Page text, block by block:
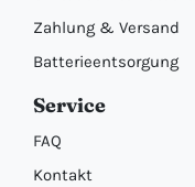
Zahlung & Versand
Batterieentsorgung
Service
FAQ
Kontakt